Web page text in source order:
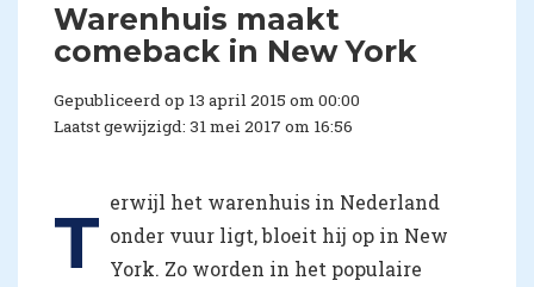
Warenhuis maakt
comeback in New York
Gepubliceerd op 13 april 2015 om 00:00
Laatst gewijzigd: 31 mei 2017 om 16:56
T erwijl het warenhuis in Nederland
onder vuur ligt, bloeit hij op in New
York. Zo worden in het populaire